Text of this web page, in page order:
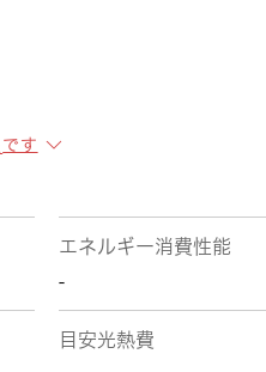
です
エネルギー消費性能
-
目安光熱費